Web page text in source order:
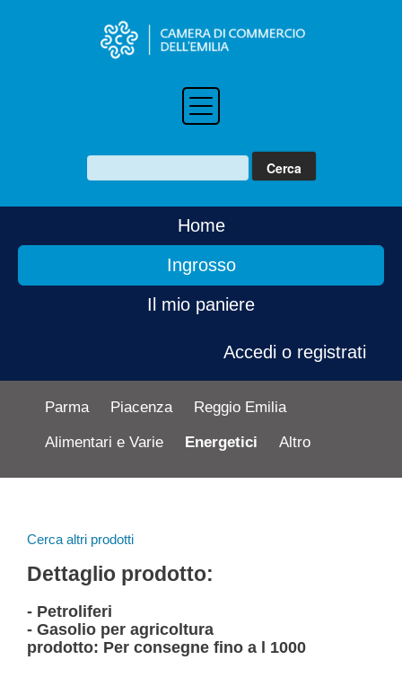
Home
Ingrosso
Il mio paniere
Accedi o registrati
Parma Piacenza Reggio Emilia
Alimentari e Varie Energetici Altro
Cerca altri prodotti
Dettaglio prodotto:
- Petroliferi
- Gasolio per agricoltura
prodotto: Per consegne fino a l 1000